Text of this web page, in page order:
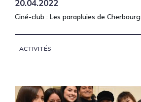
20.04.2022
Ciné-club : Les parapluies de Cherbourg
ACTIVITÉS